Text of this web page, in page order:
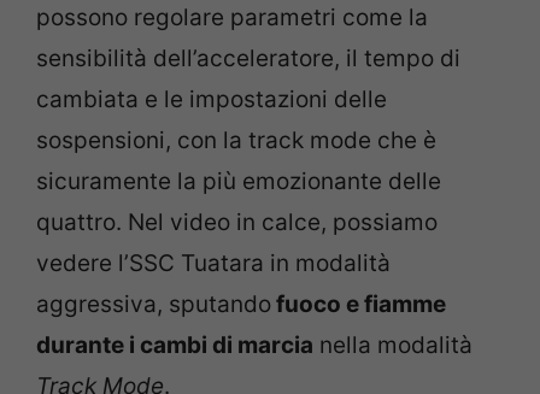
possono regolare parametri come la
sensibilità dell’acceleratore, il tempo di
cambiata e le impostazioni delle
sospensioni, con la track mode che è
sicuramente la più emozionante delle
quattro. Nel video in calce, possiamo
vedere l’SSC Tuatara in modalità
aggressiva, sputandofuoco e fiamme
durante i cambi di marcia nella modalità
Track Mode.